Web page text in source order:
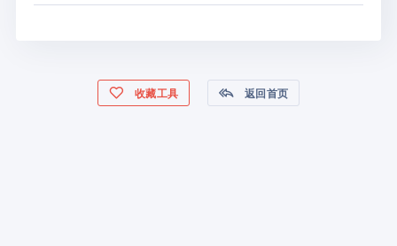
收藏工具 返回首页